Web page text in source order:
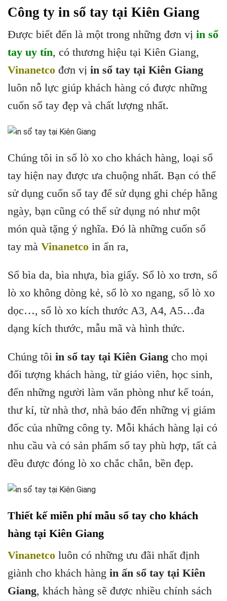
Công ty in sổ tay tại Kiên Giang
Được biết đến là một trong những đơn vị in sổ
tay uy tín, có thương hiệu tại Kiên Giang,
Vinanetco đơn vị in sổ tay tại Kiên Giang
luôn nỗ lực giúp khách hàng có được những
cuốn sổ tay đẹp và chất lượng nhất.
Chúng tôi in sổ lò xo cho khách hàng, loại sổ
tay hiện nay được ưa chuộng nhất. Bạn có thể
sử dụng cuốn sổ tay để sử dụng ghi chép hằng
ngày, bạn cũng có thể sử dụng nó như một
món quà tặng ý nghĩa. Đó là những cuốn sổ
tay mà Vinanetco in ấn ra,
Sổ bìa da, bìa nhựa, bìa giấy. Sổ lò xo trơn, sổ
lò xo không dòng kẻ, sổ lò xo ngang, sổ lò xo
dọc…, sổ lò xo kích thước A3, A4, A5…đa
dạng kích thước, mẫu mã và hình thức.
Chúng tôi in sổ tay tại Kiên Giang cho mọi
đối tượng khách hàng, từ giáo viên, học sinh,
đến những người làm văn phòng như kế toán,
thư kí, từ nhà thơ, nhà báo đến những vị giám
đốc của những công ty. Mỗi khách hàng lại có
nhu cầu và có sản phẩm sổ tay phù hợp, tất cả
đều được đóng lò xo chắc chắn, bền đẹp.
Thiết kế miễn phí mẫu sổ tay cho khách
hàng tại Kiên Giang
Vinanetco luôn có những ưu đãi nhất định
giành cho khách hàng in ấn sổ tay tại Kiên
Giang, khách hàng sẽ được nhiều chính sách